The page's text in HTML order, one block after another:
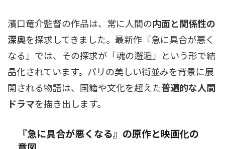
濱口竜介監督の作品は、常に人間の内面と関係性の
深奥を探求してきました。最新作『急に具合が悪く
なる』では、その探求が「魂の邂逅」という形で結
晶化されています。パリの美しい街並みを背景に展
開される物語は、国籍や文化を超えた普遍的な人間
ドラマを描き出します。
『急に具合が悪くなる』の原作と映画化の